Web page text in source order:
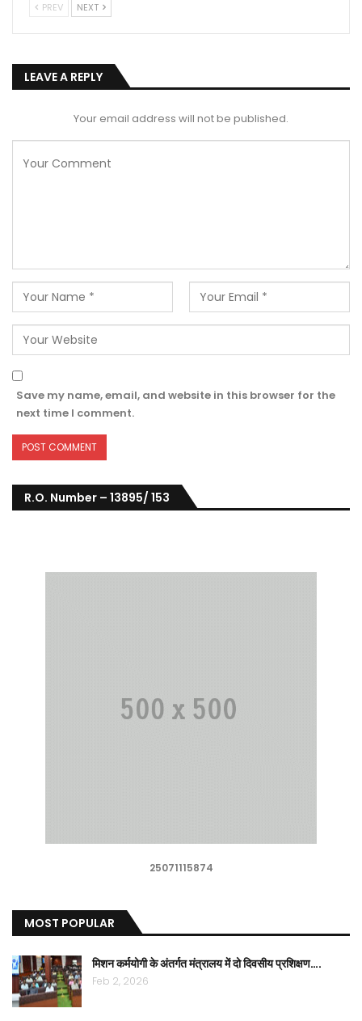
PREV NEXT
LEAVE A REPLY
Your email address will not be published.
Save my name, email, and website in this browser for the
next time I comment.
R.O. Number – 13895/ 153
25071115874
MOST POPULAR
मिशन कर्मयोगी के अंतर्गत मंत्रालय में दो दिवसीय प्रशिक्षण….
Feb 2, 2026